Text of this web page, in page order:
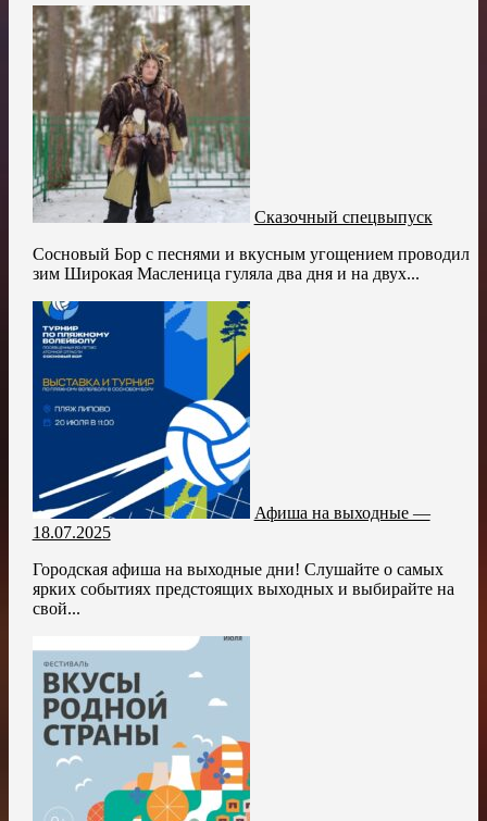
Сказочный спецвыпуск
Сосновый Бор с песнями и вкусным угощением проводил
зим Широкая Масленица гуляла два дня и на двух...
Афиша на выходные —
18.07.2025
Городская афиша на выходные дни! Слушайте о самых
ярких событиях предстоящих выходных и выбирайте на
свой...